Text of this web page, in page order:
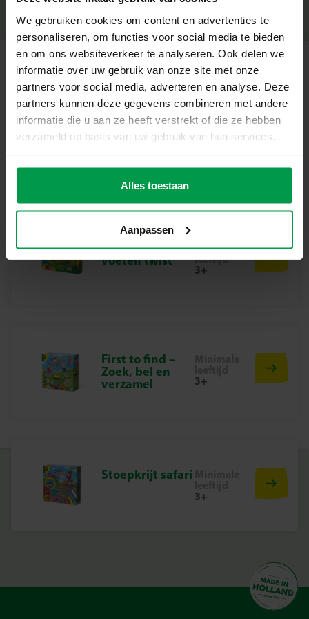
We gebruiken cookies om content en advertenties te
personaliseren, om functies voor social media te bieden
en om ons websiteverkeer te analyseren. Ook delen we
informatie over uw gebruik van onze site met onze
partners voor social media, adverteren en analyse. Deze
partners kunnen deze gegevens combineren met andere
informatie die u aan ze heeft verstrekt of die ze hebben
verzameld op basis van uw gebruik van hun services.
Alles toestaan
Aanpassen
– Vrolijk geïllustreerde kegels voor extra speelplezier
– Junior versie met eenvoudige puntentelling
– Instructies met invulbare scorelijst
– Handige bewaartas om het spel overal mee naartoe te
nemen
Wie Bereikt Als Eerste 10 Punten?
Finntoss Jr. is een geweldig buitenspel dat kinderen vanaf
4 jaar uitdaagt om hun precisie en geduld te tonen. Dit
spel zorgt voor eindeloos plezier en gezonde competitie,
Inhoud van de Set
– 1 Houten werpstok
– Bewaartas van textiel
– Instructies
Waarom kiezen voor SES Creative?
voor plezier en is erop gericht dat kinderen trots kunnen
zijn op hun werk, wat de creativiteit en ontwikkeling
stimuleert.
Gerelateerde producten
Bubble kubus
Minimale
leeftijd
Handen en
voeten twist
Minimale
leeftijd
3+
First to find –
Zoek, bel en
verzamel
3+
Stoepkrijt safari
3+